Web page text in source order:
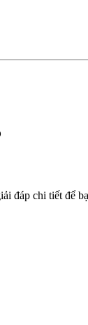
đáp chi tiết để